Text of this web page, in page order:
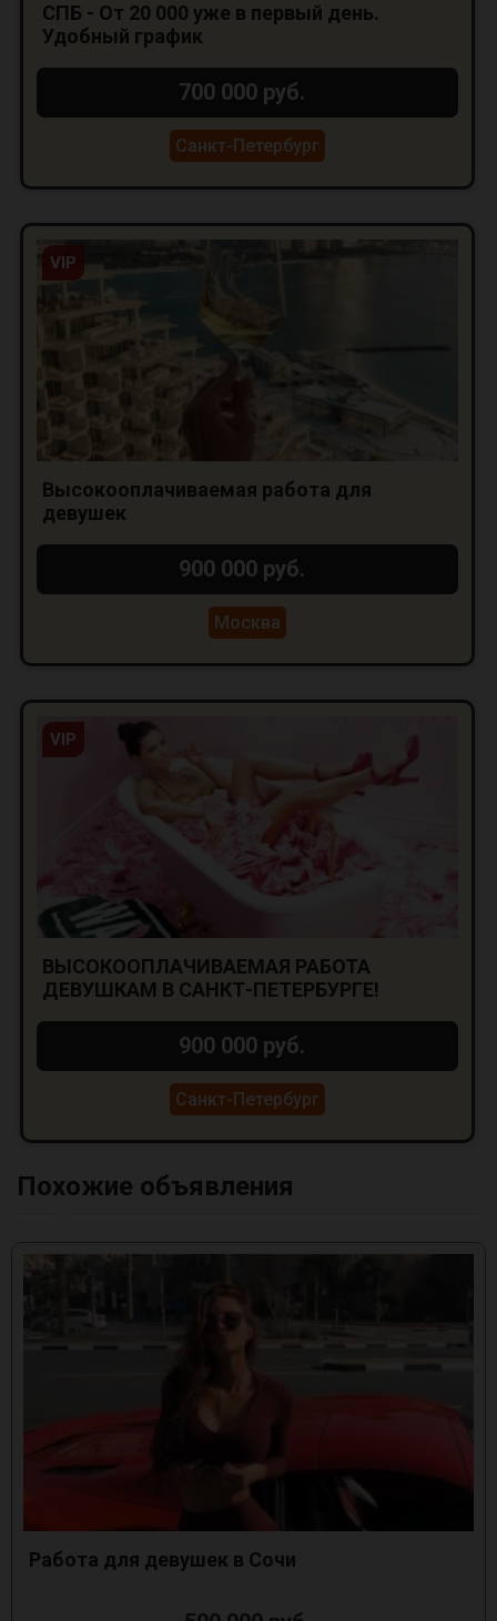
СПБ - От 20 000 уже в первый день.
Удобный график
700 000 руб.
Санкт-Петербург
VIP
Высокооплачиваемая работа для
девушек
900 000 руб.
Москва
VIP
ВЫСОКООПЛАЧИВАЕМАЯ РАБОТА
ДЕВУШКАМ В САНКТ-ПЕТЕРБУРГЕ!
900 000 руб.
Санкт-Петербург
Похожие объявления
Работа для девушек в Сочи